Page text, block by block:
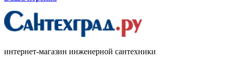
интернет-магазин инженерной сантехники